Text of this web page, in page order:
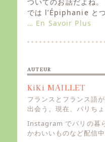
d
o
n
では l’Épiphanie と
… En Savoir Plus
AUTEUR
KiKi MAILLET
フランスとフランス語
出会う。現在、パリち
Instagram でパリの暮
かわいいものなど配信中